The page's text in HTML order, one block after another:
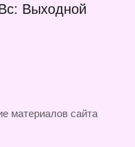
Выходной
материалов сайта